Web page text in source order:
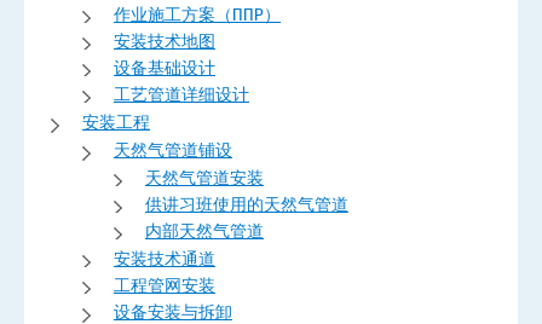
作业施工方案（ППР）
安装技术地图
设备基础设计
工艺管道详细设计
安装工程
天然气管道铺设
天然气管道安装
供讲习班使用的天然气管道
内部天然气管道
安装技术通道
工程管网安装
设备安装与拆卸